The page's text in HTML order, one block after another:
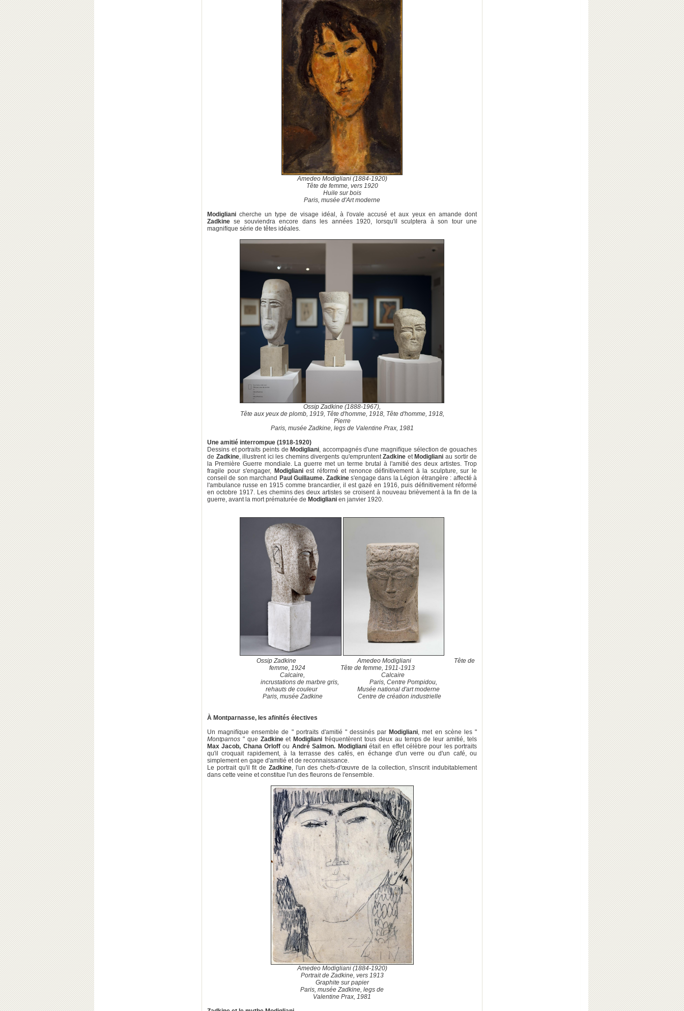
Amedeo Modigliani (1884-1920)
Tête de femme, vers 1920
Huile sur bois
Paris, musée d'Art moderne
Modigliani cherche un type de visage idéal, à l'ovale accusé et aux yeux en amande dont
Zadkine se souviendra encore dans les années 1920, lorsqu'il sculptera à son tour une
magnifïque série de têtes idéales.
Ossip Zadkine (1888-1967),
Tête aux yeux de plomb, 1919, Tête d'homme, 1918, Tête d'homme, 1918,
Pierre
Paris, musée Zadkine, legs de Valentine Prax, 1981
Une amitié interrompue (1918-1920)
Dessins et portraits peints de Modigliani, accompagnés d'une magnifïque sélection de gouaches
de Zadkine, illustrent ici les chemins divergents qu'empruntentZadkine et Modigliani au sortir de
la Première Guerre mondiale. La guerre met un terme brutal à l'amitié des deux artistes. Trop
fragile pour s'engager, Modiglianiest réformé et renonce défïnitivement à la sculpture, sur le
conseil de son marchand Paul Guillaume. Zadkines'engage dans la Légion étrangère : affecté à
l'ambulance russe en 1915 comme brancardier, il est gazé en 1916, puis définitivement réformé
en octobre 1917. Les chemins des deux artistes se croisent à nouveau brièvement à la fin de la
guerre, avant la mort prématurée de Modigliani en janvier 1920.
Ossip Zadkine Amedeo Modigliani Tête de
femme, 1924 Tête de femme, 1911-1913
Calcaire, Calcaire
incrustations de marbre gris, Paris, Centre Pompidou,
rehauts de couleur Musée national d'art moderne
Paris, musée Zadkine Centre de création industrielle
À Montparnasse, les afïnités électives
Un magnifïque ensemble de " portraits d'amitié " dessinés par Modigliani, met en scène les "
Montparnos " que Zadkineet Modigliani fréquentèrent tous deux au temps de leur amitié, tels
Max Jacob, Chana Orloffou André Salmon. Modiglianiétait en effet célèbre pour les portraits
qu'il croquait rapidement, à la terrasse des cafés, en échange d'un verre ou d'un café, ou
simplement en gage d'amitié et de reconnaissance.
Le portrait qu'il fit de Zadkine, l'un des chefs-d'œuvre de la collection, s'inscrit indubitablement
dans cette veine et constitue l'un des fleurons de l'ensemble.
Amedeo Modigliani (1884-1920)
Portrait de Zadkine, vers 1913
Graphite sur papier
Paris, musée Zadkine, legs de
Valentine Prax, 1981